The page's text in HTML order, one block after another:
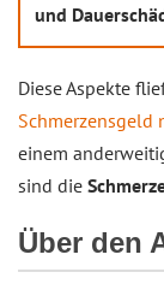
und
Diese Aspekte
Schmerzensgeld
einem
sind die
Über den